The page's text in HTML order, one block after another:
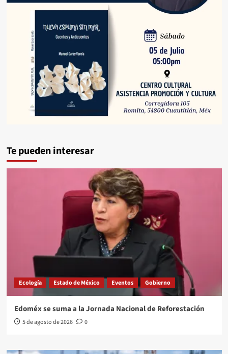
Te pueden interesar
Ecología Estado de México Eventos Gobierno
Edoméx se suma a la Jornada Nacional de Reforestación
5 de agosto de 2026 0